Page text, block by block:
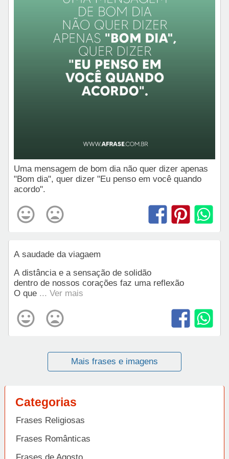
Uma mensagem de bom dia não quer dizer apenas
"Bom dia", quer dizer "Eu penso em você quando
acordo".
A saudade da viagaem
A distância e a sensação de solidão
dentro de nossos corações faz uma reflexão
O que ... Ver mais
Mais frases e imagens
Categorias
Frases Religiosas
Frases Românticas
Frases de Agosto